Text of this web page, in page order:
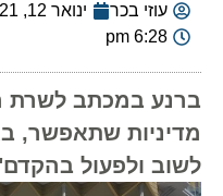
עוזי בכר
ינואר 12, 2021
6:28 pm
ברנע במכתב לשרת
מדיניות שתאפשר,
לשוב ולפעול